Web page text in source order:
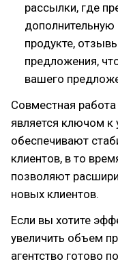
рассылки, где
продукте,
предложения,
вашего
Совместная
является ключом к
обеспечивают
клиентов, в то
позволяют
новых клиентов.
Если вы хотите
увеличить объем
агентство готово